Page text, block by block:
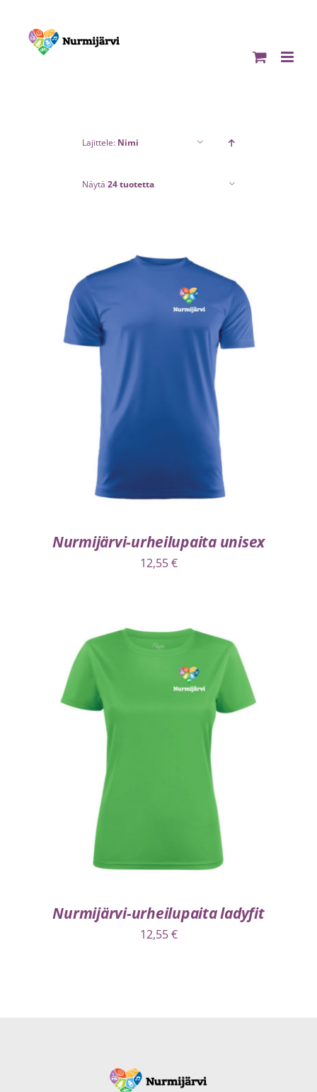
content
Lajittele: Nimi
Näytä 24 tuotetta
VALITSE VAIHTOEHDOISTA LISÄTIEDOT
Nurmijärvi-urheilupaita unisex
12,55€
VALITSE VAIHTOEHDOISTA LISÄTIEDOT
Nurmijärvi-urheilupaita ladyfit
12,55€